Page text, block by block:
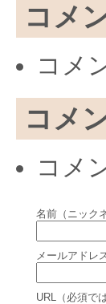
コメ
コメ
コメ
コメ
名前（ニック
メールアドレ
URL（必須で